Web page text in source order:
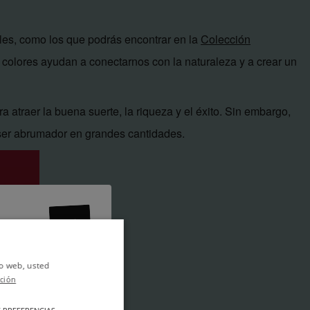
como los que podrás encontrar en la Colección
ayudan a conectarnos con la naturaleza y a crear un
atraer la buena suerte, la riqueza y el éxito. Sin embargo,
abrumador en grandes cantidades.
web, usted